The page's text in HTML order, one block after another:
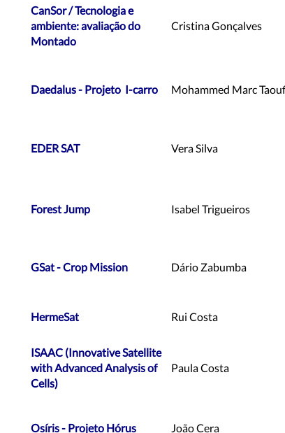
CanSor /Tecnologia e
ambiente:avaliação do
Montado
Cristina Gonçalves
Daedalus - Projeto I-carro Mohammed Marc
EDER SAT Vera Silva
Forest Jump Isabel Trigueiros
GSat -Crop Mission Dário Zabumba
HermeSat Rui Costa
ISAAC (Innovative Satellite
withAdvanced Analysis of
Cells)
Paula Costa
Osíris - Projeto Hórus João Cera